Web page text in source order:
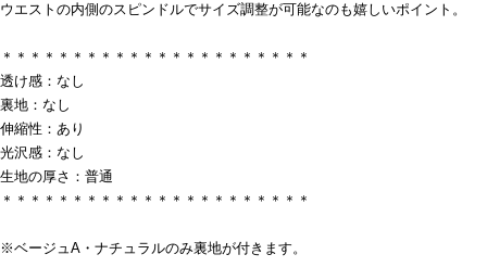
ウエストの内側のスピンドルでサイズ調整が可能なのも嬉しいポイント。
＊＊＊＊＊＊＊＊＊＊＊＊＊＊＊＊＊＊＊＊＊＊
透け感：なし
裏地：なし
伸縮性：あり
光沢感：なし
生地の厚さ：普通
＊＊＊＊＊＊＊＊＊＊＊＊＊＊＊＊＊＊＊＊＊＊
※ベージュA・ナチュラルのみ裏地が付きます。